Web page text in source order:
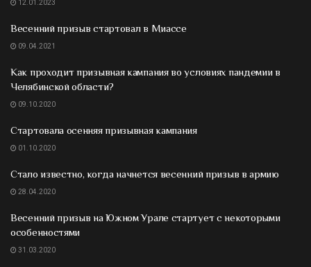
12.01.2023
Весенний призыв стартовал в Миассе
09.04.2021
Как проходит призывная кампания во условиях пандемии в
Челябинской области?
09.10.2020
Стартовала осенняя призывная кампания
01.10.2020
Стало известно, когда начнется весенний призыв в армию
28.04.2020
Весенний призыв на Южном Урале стартует с некоторыми
особенностями
31.03.2020